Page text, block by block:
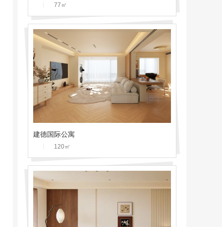
77 ㎡
建德国际公寓
120㎡